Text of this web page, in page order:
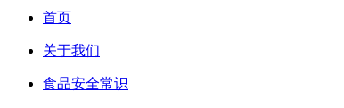
首页
关于我们
食品安全常识